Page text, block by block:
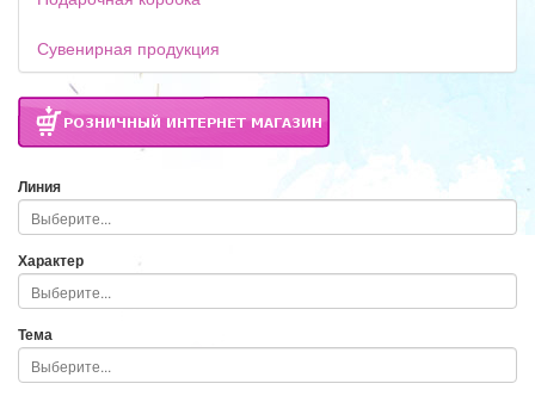
Сувенирная продукция
Линия
Характер
Тема